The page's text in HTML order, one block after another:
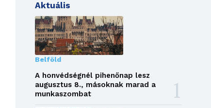
Aktuális
Belföld
A honvédségnél pihenőnap lesz
augusztus 8., másoknak marad a
munkaszombat